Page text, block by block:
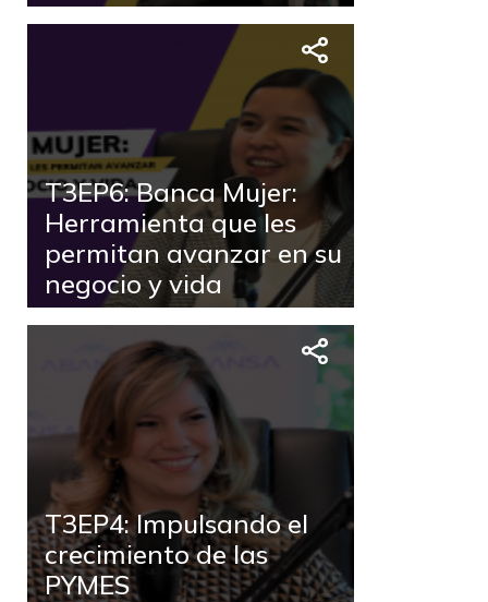
T3EP6: Banca Mujer:
Herramienta que les
permitan avanzar en su
negocio y vida
T3EP4: Impulsando el
crecimiento de las
PYMES